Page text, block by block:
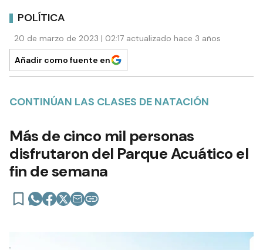
POLÍTICA
20 de marzo de 2023 | 02:17 actualizado hace 3 años
Añadir como fuente en
CONTINÚAN LAS CLASES DE NATACIÓN
Más de cinco mil personas
disfrutaron del Parque Acuático el
fin de semana